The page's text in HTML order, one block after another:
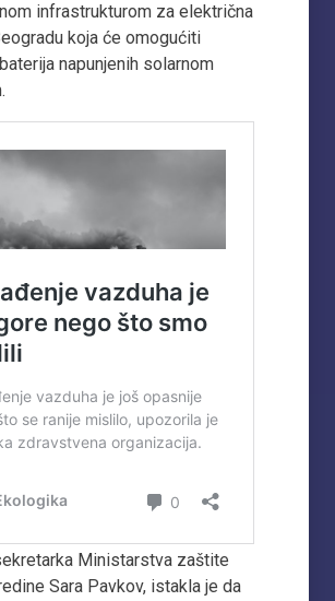
infrastrukturom za električna
koja će omogućiti
napunjenih solarnom
Ministarstva zaštite
Sara Pavkov, istakla je da